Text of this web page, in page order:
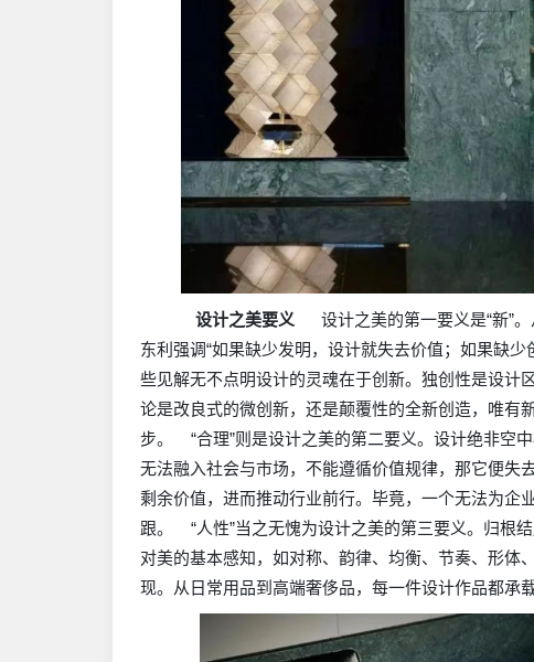
设计之美要义 设计之美的第一要义是“新”
东利强调“如果缺少发明，设计就失去价值；如果缺
些见解无不点明设计的灵魂在于创新。独创性是设计
论是改良式的微创新，还是颠覆性的全新创造，唯有
步。 “合理”则是设计之美的第二要义。设计绝非空
无法融入社会与市场，不能遵循价值规律，那它便失
剩余价值，进而推动行业前行。毕竟，一个无法为企
跟。 “人性”当之无愧为设计之美的第三要义。归根
对美的基本感知，如对称、韵律、均衡、节奏、形体
现。从日常用品到高端奢侈品，每一件设计作品都承